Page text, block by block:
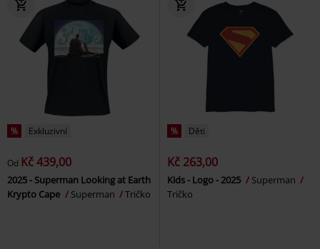
% Exkluzivní
Od Kč 439,00
2025 - Superman Looking at Earth
Krypto Cape
Superman Tričko
% Děti
Kč 263,00
Kids - Logo - 2025
Superman
Tričko